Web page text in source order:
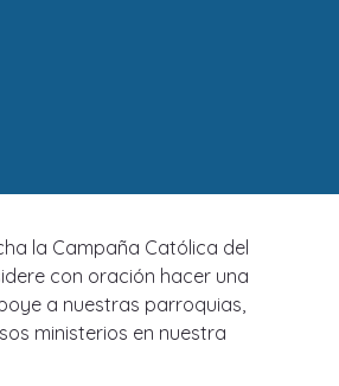
la Campaña Católica del
con oración hacer una
a nuestras parroquias,
ministerios en nuestra